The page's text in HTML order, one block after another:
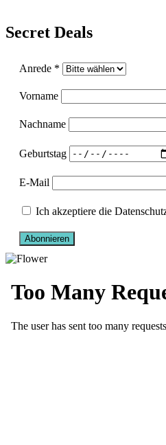
Secret Deals
Anrede *
Vorname
Nachname
Geburtstag
E-Mail
Ich akzeptiere die
Abonnieren